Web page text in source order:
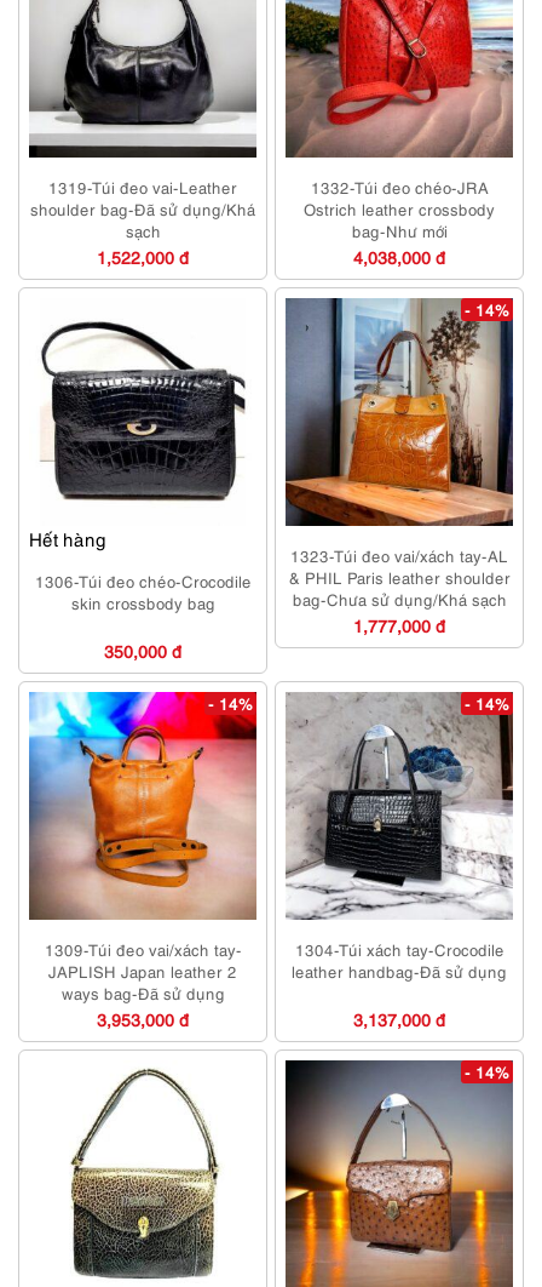
1319-Túi đeo vai-Leather
shoulder bag-Đã sử dụng/Khá
sạch
1,522,000 đ
1332-Túi đeo chéo-JRA
Ostrich leather crossbody
bag-Như mới
4,038,000 đ
Hết hàng
1306-Túi đeo chéo-Crocodile
skin crossbody bag
350,000 đ
- 14%
1323-Túi đeo vai/xách tay-AL
& PHIL Paris leather shoulder
bag-Chưa sử dụng/Khá sạch
1,777,000 đ
- 14%
1309-Túi đeo vai/xách tay-
JAPLISH Japan leather 2
ways bag-Đã sử dụng
3,953,000 đ
- 14%
1304-Túi xách tay-Crocodile
leather handbag-Đã sử dụng
3,137,000 đ
- 14%